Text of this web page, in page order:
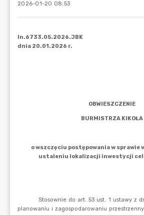
2026-01-20 08:53